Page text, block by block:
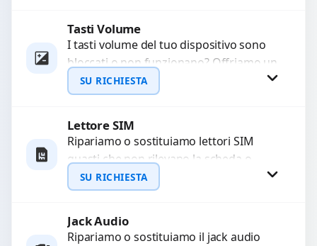
Richiedi Preventivo
WhatsApp
Tasti Volume
I tasti volume del tuo dispositivo sono
bloccati o non funzionano? Offriamo un
servizio di riparazione o sostituzione
con ricambi...
SU RICHIESTA
Richiedi Preventivo
WhatsApp
Lettore SIM
Ripariamo o sostituiamo lettori SIM
guasti che non rilevano la scheda o
interrompono il segnale. Utilizziamo
ricambi testati e garantiti...
SU RICHIESTA
Richiedi Preventivo
Jack Audio
Ripariamo o sostituiamo il jack audio